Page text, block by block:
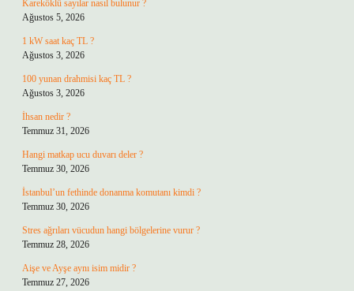
Kareköklü sayılar nasıl bulunur ?
Ağustos 5, 2026
1 kW saat kaç TL ?
Ağustos 3, 2026
100 yunan drahmisi kaç TL ?
Ağustos 3, 2026
İhsan nedir ?
Temmuz 31, 2026
Hangi matkap ucu duvarı deler ?
Temmuz 30, 2026
İstanbul’un fethinde donanma komutanı kimdi ?
Temmuz 30, 2026
Stres ağrıları vücudun hangi bölgelerine vurur ?
Temmuz 28, 2026
Aişe ve Ayşe aynı isim midir ?
Temmuz 27, 2026